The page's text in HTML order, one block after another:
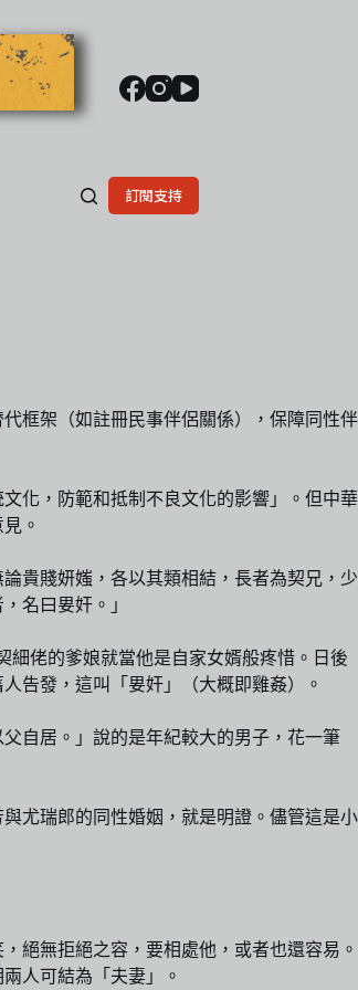
訂閱支持
框架（如註冊民事伴侶關係），保障同性伴
化，防範和抵制不良文化的影響」。但中華
。
貴賤妍媸，各以其類相結，長者為契兄，少
名曰㚻奸。」
細佬的爹娘就當他是自家女婿般疼惜。日後
告發，這叫「㚻奸」（大概即雞姦）。
自居。」說的是年紀較大的男子，花一筆
尤瑞郎的同性婚姻，就是明證。儘管這是小
絕無拒絕之容，要相處他，或者也還容易。
人可結為「夫妻」。